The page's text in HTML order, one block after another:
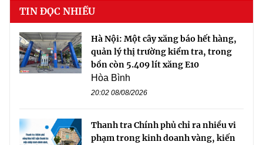
TIN ĐỌC NHIỀU
Hà Nội: Một cây xăng báo hết hàng,
quản lý thị trường kiểm tra, trong
bồn còn 5.409 lít xăng E10
Hòa Bình
20:02 08/08/2026
Thanh tra Chính phủ chỉ ra nhiều vi
phạm trong kinh doanh vàng, kiến